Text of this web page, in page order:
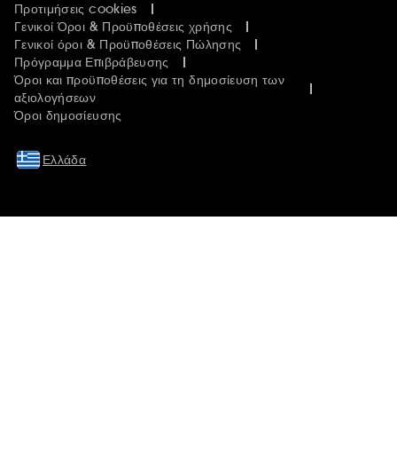
Προτιμήσεις cookies
Γενικοί Όροι & Προϋποθέσεις χρήσης
Γενικοί όροι & Προϋποθέσεις Πώλησης
Πρόγραμμα Επιβράβευσης
Όροι και προϋποθέσεις για τη δημοσίευση των
αξιολογήσεων
Όροι δημοσίευσης
Ελλάδα